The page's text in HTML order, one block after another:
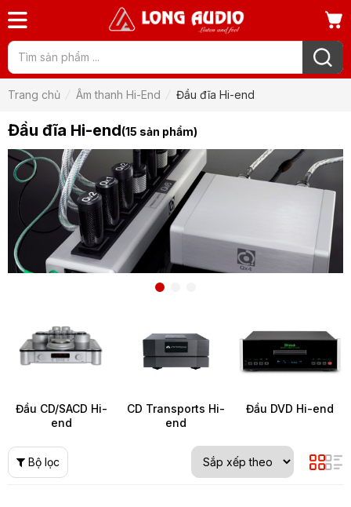
Trang chủ Âm thanh Hi-End Đầu đĩa Hi-end
Đầu đĩa Hi-end(15 sản phẩm)
Đầu CD/SACD Hi-
end
CD Transports Hi-
end
Đầu DVD Hi-end
Bộ lọc